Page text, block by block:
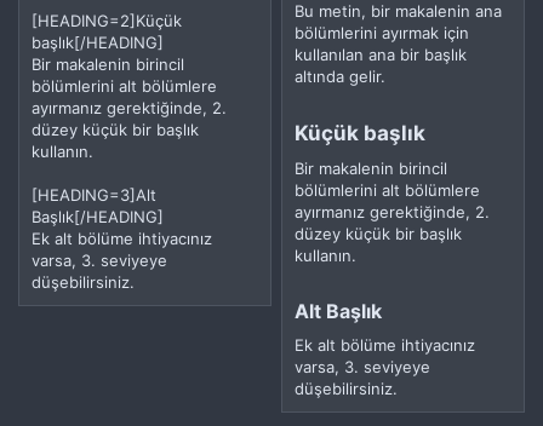
[HEADING=2]Küçük
başlık[/HEADING]
Bir makalenin birincil
bölümlerini alt bölümlere
ayırmanız gerektiğinde, 2.
düzey küçük bir başlık
kullanın.
[HEADING=3]Alt
Başlık[/HEADING]
Ek alt bölüme ihtiyacınız
varsa, 3. seviyeye
düşebilirsiniz.
Bu metin, bir makalenin ana
bölümlerini ayırmak için
kullanılan ana bir başlık
altında gelir.
Küçük başlık​
Bir makalenin birincil
bölümlerini alt bölümlere
ayırmanız gerektiğinde, 2.
düzey küçük bir başlık
kullanın.
Alt Başlık​
Ek alt bölüme ihtiyacınız
varsa, 3. seviyeye
düşebilirsiniz.